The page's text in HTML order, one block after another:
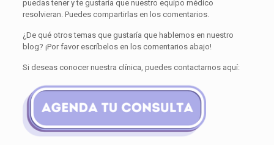
puedas tener y te gustaría que nuestro equipo médico
resolvieran. Puedes compartirlas en los comentarios.
¿De qué otros temas que gustaría que hablemos en nuestro
blog? ¡Por favor escríbelos en los comentarios abajo!
Si deseas conocer nuestra clínica, puedes contactarnos aquí: